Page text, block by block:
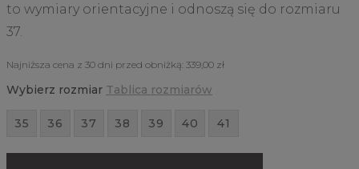
to wymiary orientacyjne i odnoszą się do rozmiaru
37.
Najniższa cena z 30 dni przed obniżką: 339,00 zł
Wybierz rozmiar Tablica rozmiarów
35 36 37 38 39 40 41